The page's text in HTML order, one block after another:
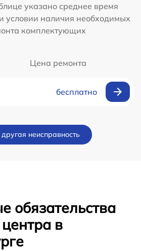
указано среднее время
условии наличия необходимых
комплектующих
Цена ремонта
бесплатно
неисправность
обязательства
в